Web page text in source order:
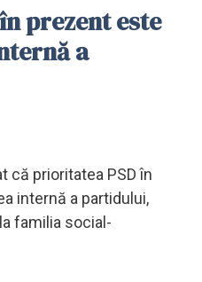
prezent este
a
că prioritatea PSD în
internă a partidului,
familia social-